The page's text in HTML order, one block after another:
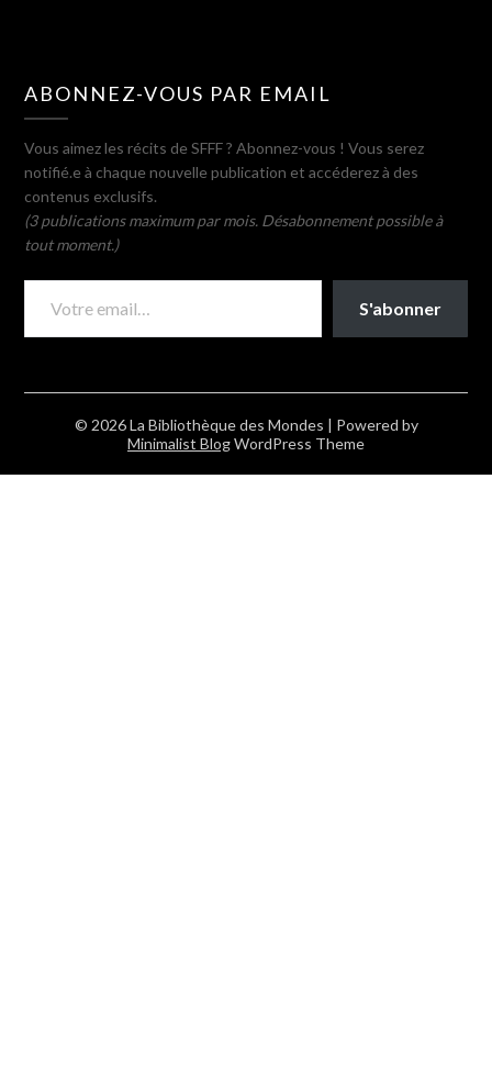
ABONNEZ-VOUS PAR EMAIL
Vous aimez les récits de SFFF ? Abonnez-vous ! Vous serez
notifié.e à chaque nouvelle publication et accéderez à des
contenus exclusifs.
(3 publications maximum par mois. Désabonnement possible à
tout moment.)
VOTRE EMAIL…
S'abonner
© 2026 La Bibliothèque des Mondes | Powered by
Minimalist BlogWordPress Theme